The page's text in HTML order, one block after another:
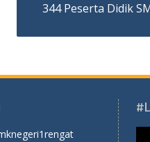
344 Peserta Didik